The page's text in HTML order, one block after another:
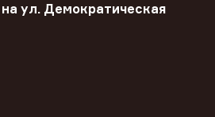
ул. Демократическая